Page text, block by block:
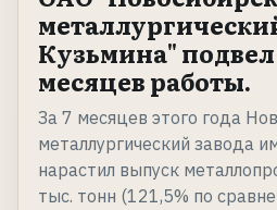
Кузьмина" подвел
месяцев работы.
За 7 месяцев этого года
металлургический завода
нарастил выпуск
тыс. тонн (121,5% по